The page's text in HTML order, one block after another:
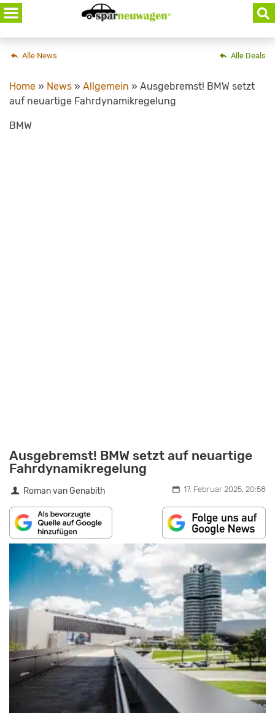
Skip
to
content
Alle Deals
Alle News
Home » News » Allgemein » Ausgebremst! BMW setzt
auf neuartige Fahrdynamikregelung
BMW
Ausgebremst! BMW setzt auf neuartige
Fahrdynamikregelung
Roman van Genabith 17. Februar 2025, 20:58